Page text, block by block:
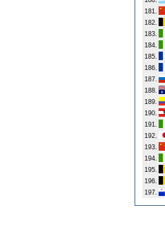
181.
182.
183.
184.
185.
186.
187.
188.
189.
190.
191.
192.
193.
194.
195.
196.
197.